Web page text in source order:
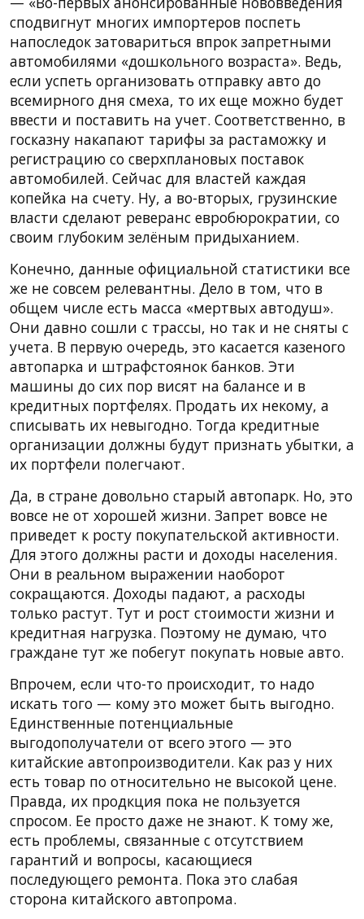
сподвигнут многих импортеров поспеть
напоследок затовариться впрок запретными
автомобилями «дошкольного возраста». Ведь,
если успеть организовать отправку авто до
всемирного дня смеха, то их еще можно будет
ввести и поставить на учет. Соответственно, в
госказну накапают тарифы за растаможку и
регистрацию со сверхплановых поставок
автомобилей. Сейчас для властей каждая
копейка на счету. Ну, а во-вторых, грузинские
власти сделают реверанс евробюрократии, со
своим глубоким зелёным придыханием.
Конечно, данные официальной статистики все
же не совсем релевантны. Дело в том, что в
общем числе есть масса «мертвых автодуш».
Они давно сошли с трассы, но так и не сняты с
учета. В первую очередь, это касается казеного
автопарка и штрафстоянок банков. Эти
машины до сих пор висят на балансе и в
кредитных портфелях. Продать их некому, а
списывать их невыгодно. Тогда кредитные
организации должны будут признать убытки, а
их портфели полегчают.
Да, в стране довольно старый автопарк. Но, это
вовсе не от хорошей жизни. Запрет вовсе не
приведет к росту покупательской активности.
Для этого должны расти и доходы населения.
Они в реальном выражении наоборот
сокращаются. Доходы падают, а расходы
только растут. Тут и рост стоимости жизни и
кредитная нагрузка. Поэтому не думаю, что
граждане тут же побегут покупать новые авто.
Впрочем, если что-то происходит, то надо
искать того — кому это может быть выгодно.
Единственные потенциальные
выгодополучатели от всего этого — это
китайские автопроизводители. Как раз у них
есть товар по относительно не высокой цене.
Правда, их продкция пока не пользуется
спросом. Ее просто даже не знают. К тому же,
есть проблемы, связанные с отсутствием
гарантий и вопросы, касающиеся
последующего ремонта. Пока это слабая
сторона китайского автопрома.